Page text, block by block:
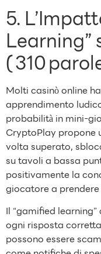
5.
Learning”
( 310
Molti casinò online
apprendimento
probabilità in
CryptoPlay propone
volta superato,
su tavoli a bassa
positivamente la
giocatore a
Il “gamified
ogni risposta
possono essere